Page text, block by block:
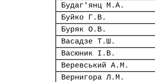
Будаг'янц М.А.
Буйко Г.В.
Буряк О.В.
Васадзе Т.Ш.
Васюник І.В.
Веревський А.М.
Вернигора Л.М.